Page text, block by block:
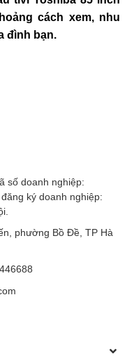
cách xem, nhu
đình bạn.
số doanh nghiệp:
ký doanh nghiệp:
phường Bồ Đề, TP Hà